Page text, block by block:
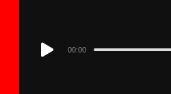
Audio
00:00